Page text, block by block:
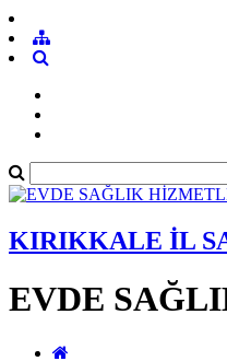
KIRIKKALE İL
EVDE